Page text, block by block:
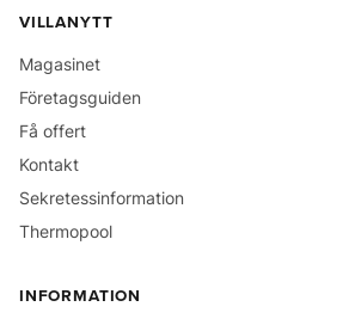
VILLANYTT
Magasinet
Företagsguiden
Få offert
Kontakt
Sekretessinformation
Thermopool
INFORMATION